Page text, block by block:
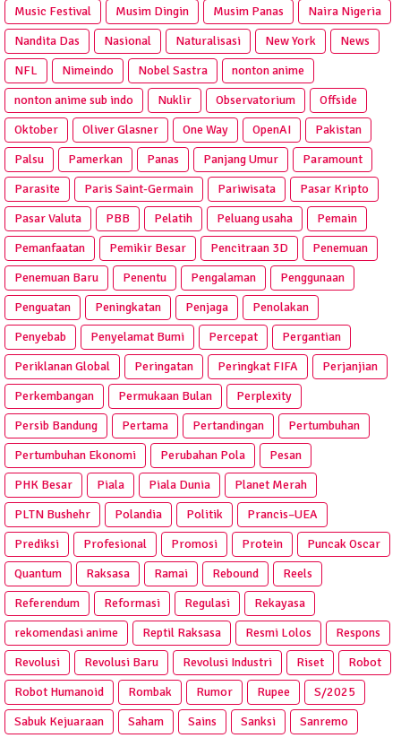
Music Festival
Musim Dingin Musim Panas
Naira Nigeria
Nandita Das
Nasional Naturalisasi New York
News
NFL
Nimeindo Nobel Sastra
nonton anime
nonton anime sub indo
Nuklir Observatorium
Offside
Oktober
Oliver Glasner One Way OpenAI
Pakistan
Palsu
Pamerkan Panas Panjang Umur
Paramount
Parasite
Paris Saint-Germain Pariwisata
Pasar Kripto
Pasar Valuta
PBB Pelatih Peluang usaha
Pemain
Pemanfaatan
Pemikir Besar Pencitraan 3D
Penemuan
Penemuan Baru
Penentu Pengalaman
Penggunaan
Penguatan
Peningkatan Penjaga
Penolakan
Penyebab
Penyelamat Bumi Percepat
Pergantian
Periklanan Global
Peringatan Peringkat FIFA
Perjanjian
Perkembangan
Permukaan Bulan
Perplexity
Persib Bandung
Pertama Pertandingan
Pertumbuhan
Pertumbuhan Ekonomi
Perubahan Pola
Pesan
PHK Besar
Piala Piala Dunia
Planet Merah
PLTN Bushehr
Polandia Politik
Prancis–UEA
Prediksi
Profesional Promosi Protein
Puncak Oscar
Quantum
Raksasa Ramai Rebound
Reels
Referendum
Reformasi Regulasi
Rekayasa
rekomendasi anime
Reptil Raksasa Resmi Lolos
Respons
Revolusi
Revolusi Baru Revolusi Industri Riset
Robot
Robot Humanoid
Rombak Rumor Rupee
S/2025
Sabuk Kejuaraan
Saham Sains Sanksi
Sanremo